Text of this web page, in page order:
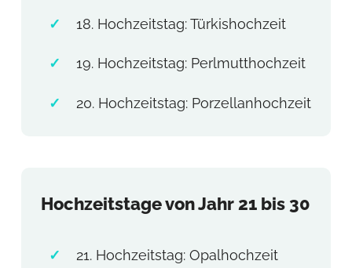
18. Hochzeitstag: Türkishochzeit
19. Hochzeitstag: Perlmutthochzeit
20. Hochzeitstag: Porzellanhochzeit
Hochzeitstage von Jahr 21 bis 30
21. Hochzeitstag: Opalhochzeit